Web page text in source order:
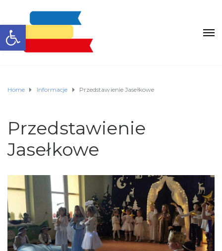
Otwórz pasek narzędzi
Home Informacje Przedstawienie Jasełkowe
Przedstawienie
Jasełkowe